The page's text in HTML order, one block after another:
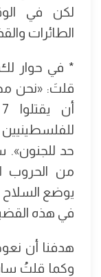
لكن في
الطائرات
قلتَ: «نحن
من الحروب
يوضع السلاح
في هذه
هدفنا أن
وكما قلتُ